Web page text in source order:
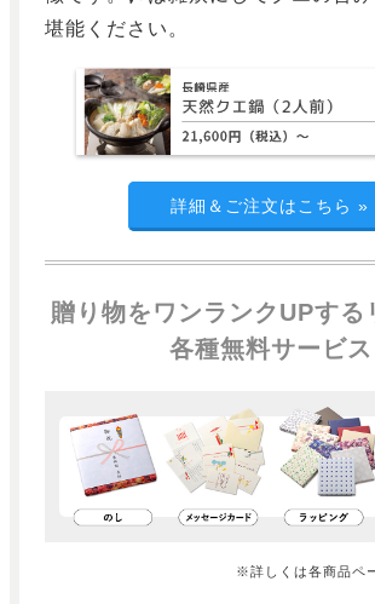
堪能ください。
詳細＆ご注文はこちら »
贈り物をワンランクUPする
各種無料サービス
※詳しくは各商品ペ